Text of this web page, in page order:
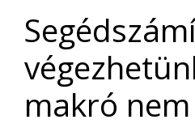
makró